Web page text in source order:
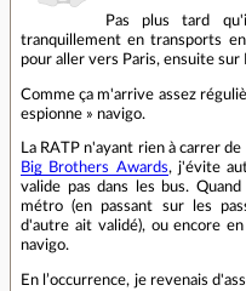
Pas plus tard
tranquillement en transports
pour aller vers Paris, ensuite sur
Comme ça m'arrive assez
espionne » navigo.
La RATP n'ayant rien à carrer
Big Brothers Awards, j'évite
valide pas dans les bus.
métro (en passant sur les
d'autre ait validé), ou encore
navigo.
En l’occurrence, je revenais